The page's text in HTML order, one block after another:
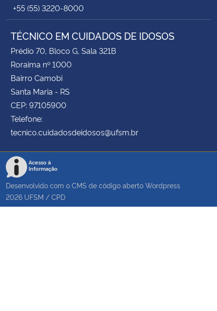
+55 (55) 3220-8000
TÉCNICO EM CUIDADOS DE IDOSOS
Prédio 70, Bloco G, Sala 321B
Roraima nº 1000
Bairro Camobi
Santa Maria - RS
CEP: 97105900
Telefone:
tecnico.cuidadosdeidosos@ufsm.br
Acesso à
Informação
Desenvolvido com o CMS de código aberto Wordpress
2026 UFSM / CPD